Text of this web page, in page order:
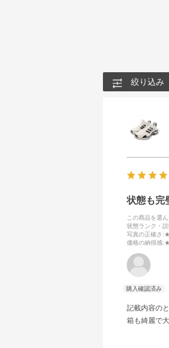
絞り込み
状態も完
この商品を選
状態ランク・
写真の正確さ
価格の納得感
記載内容の
箱も綺麗で